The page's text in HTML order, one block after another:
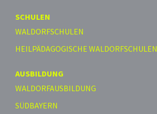
SCHULEN
WALDORFSCHULEN
HEILPÄDAGOGISCHE WALDORFSCHULEN
AUSBILDUNG
WALDORFAUSBILDUNG
SÜDBAYERN